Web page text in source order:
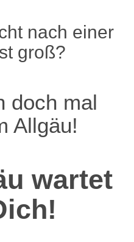
nach einer
groß?
doch mal
Allgäu!
wartet